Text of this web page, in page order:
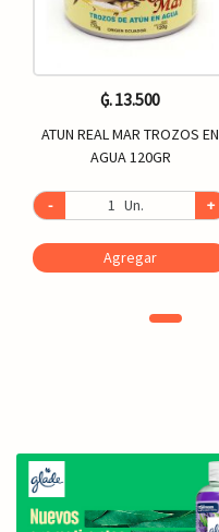
₲. 13.500
ATUN REAL MAR TROZOS EN
AGUA 120GR
- Un. +
Agregar